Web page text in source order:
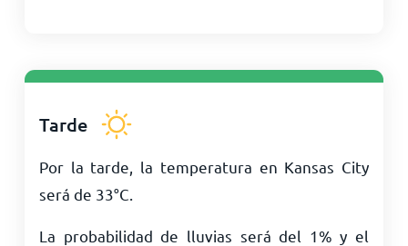
Tarde
Por la tarde, la temperatura en Kansas City
será de 33°C
La probabilidad de lluvias será del 1% y el